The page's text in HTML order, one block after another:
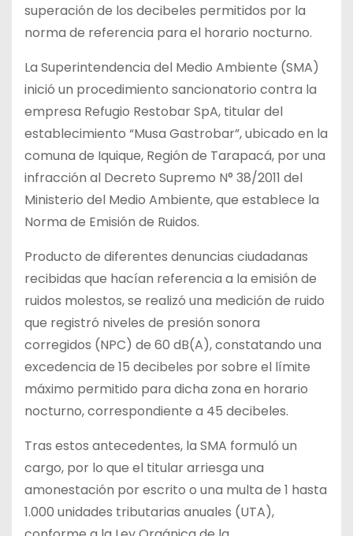
superación de los decibeles permitidos por la
norma de referencia para el horario nocturno.
La Superintendencia del Medio Ambiente (SMA)
inició un procedimiento sancionatorio contra la
empresa Refugio Restobar SpA, titular del
establecimiento “Musa Gastrobar”, ubicado en la
comuna de Iquique, Región de Tarapacá, por una
infracción al Decreto Supremo N° 38/2011 del
Ministerio del Medio Ambiente, que establece la
Norma de Emisión de Ruidos.
Producto de diferentes denuncias ciudadanas
recibidas que hacían referencia a la emisión de
ruidos molestos, se realizó una medición de ruido
que registró niveles de presión sonora
corregidos (NPC) de 60 dB(A), constatando una
excedencia de 15 decibeles por sobre el límite
máximo permitido para dicha zona en horario
nocturno, correspondiente a 45 decibeles.
Tras estos antecedentes, la SMA formuló un
cargo, por lo que el titular arriesga una
amonestación por escrito o una multa de 1 hasta
1.000 unidades tributarias anuales (UTA),